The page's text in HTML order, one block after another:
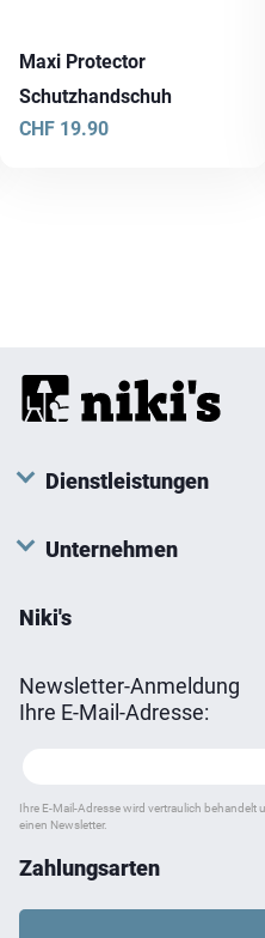
Maxi Protector
Schutzhandschuh
CHF 19.90
Optionen
können
der
Produktseite
werden
Dienstleistungen
Unternehmen
Niki's
Newsletter-Anmeldung
Ihre E-Mail-Adresse:
Ihre E-Mail-Adresse wird vertraulich
einen Newsletter.
Zahlungsarten